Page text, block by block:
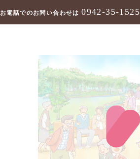
お電話でのお問い合わせは0942-35-1525